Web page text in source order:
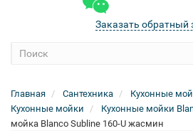
Заказать обратный
Главная Сантехника
Кухонные
Кухонные мойки
Кухонные мойки
мойка Blanco Subline 160-U жасмин